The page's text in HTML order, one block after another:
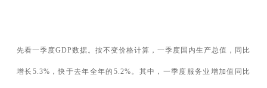
先看一季度GDP数据。按不变价格计算，一季度国内生产总值，同比
增长5.3%，快于去年全年的5.2%。其中，一季度服务业增加值同比